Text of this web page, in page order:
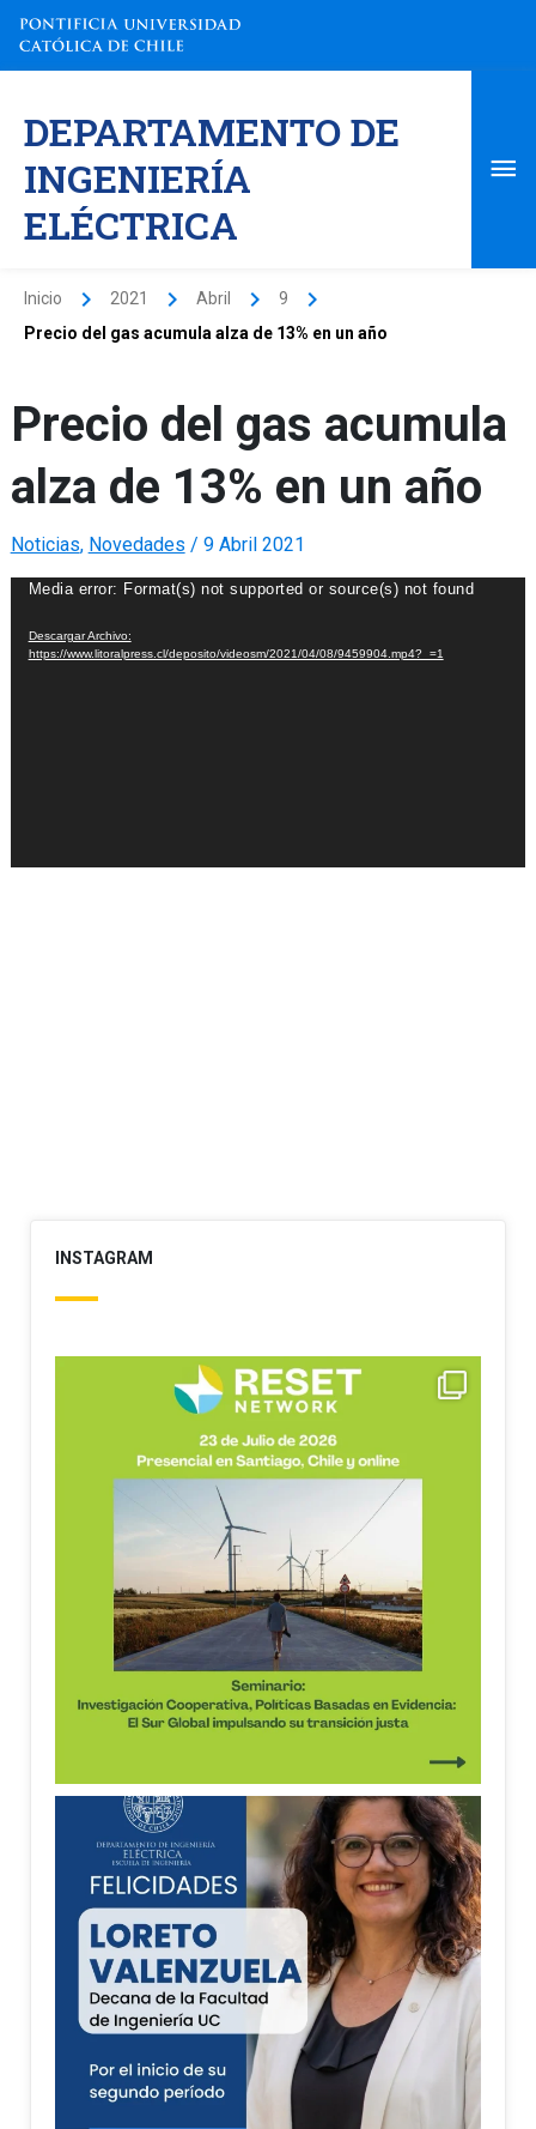
contenido
DEPARTAMENTO DE
INGENIERÍA
ELÉCTRICA
Inicio 2021 Abril
9
Precio del gas acumula alza de 13% en un año
Precio del gas acumula
alza de 13% en un año
Noticias, Novedades / 9 Abril 2021
Reproductor
Video
Media error: Format(s) not supported or source(s) not found
Descargar Archivo:
https://www.litoralpress.cl/deposito/videosm/2021/04/08/9459904.mp4?_=1
INSTAGRAM